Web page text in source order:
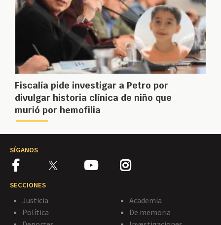
Fiscalía pide investigar a Petro por
divulgar historia clínica de niño que
murió por hemofilia
SÍGANOS
SECCIONES
Justicia
Política
Academia
De memoria